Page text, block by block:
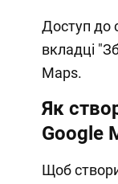
Доступ до
вкладці
Maps.
Як
Google
Щоб